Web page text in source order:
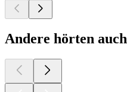
Andere hörten auch